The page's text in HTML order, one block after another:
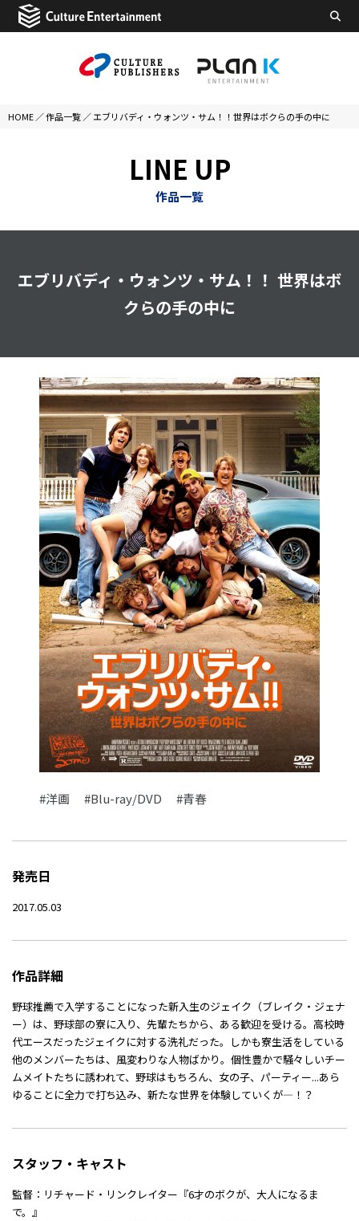
HOME ／作品一覧 ／エブリバディ・ウォンツ・サム！！世界はボクらの手の中に
LINE UP
作品一覧
エブリバディ・ウォンツ・サム！！ 世界はボ
クらの手の中に
#洋画 #Blu-ray/DVD #青春
発売日
2017.05.03
作品詳細
野球推薦で入学することになった新入生のジェイク（ブレイク・ジェナ
ー）は、野球部の寮に入り、先輩たちから、ある歓迎を受ける。高校時
代エースだったジェイクに対する洗礼だった。しかも寮生活をしている
他のメンバーたちは、風変わりな人物ばかり。個性豊かで騒々しいチー
ムメイトたちに誘われて、野球はもちろん、女の子、パーティー...あら
ゆることに全力で打ち込み、新たな世界を体験していくが―！？
スタッフ・キャスト
監督：リチャード・リンクレイター『6才のボクが、大人になるま
で。』